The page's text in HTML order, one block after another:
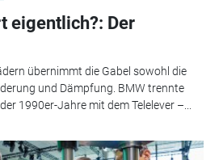
eigentlich?: Der
übernimmt die Gabel sowohl die
und Dämpfung. BMW trennte
1990er-Jahre mit dem Telelever –...